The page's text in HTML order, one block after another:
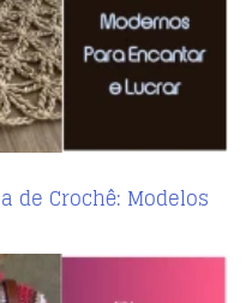
de Crochê: Modelos